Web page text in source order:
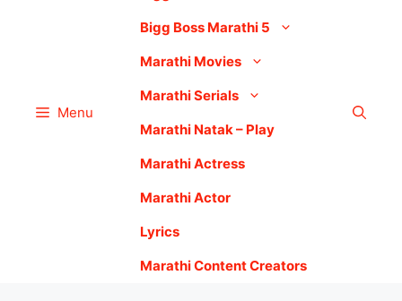
Menu
Bigg Boss Marathi 5
Marathi Movies
Marathi Serials
Marathi Natak – Play
Marathi Actress
Marathi Actor
Lyrics
Marathi Content Creators